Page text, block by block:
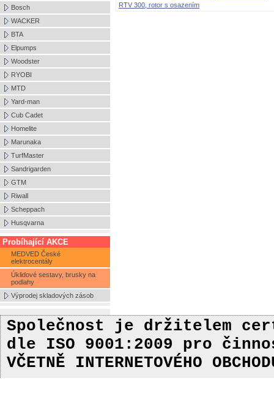
Bosch
WACKER
BTA
Elpumps
Woodster
RYOBI
MTD
Yard-man
Cub Cadet
Homelite
Marunaka
TurfMaster
Sandrigarden
GTM
Riwall
Scheppach
Husqvarna
Probíhající AKCE
MEDVED České
elektrocentály
Úklidové sestavy, brusky na
podlahy
Výprodej skladových zásob
RTV 300, rotor s osazením
Společnost je držitelem
dle ISO 9001:2009 pro
VČETNĚ INTERNETOVÉHO